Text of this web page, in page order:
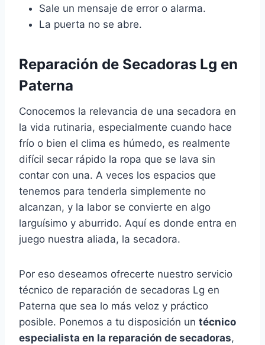
Sale un mensaje de error o alarma.
La puerta no se abre.
Reparación de Secadoras Lg en
Paterna
Conocemos la relevancia de una secadora en
la vida rutinaria, especialmente cuando hace
frío o bien el clima es húmedo, es realmente
difícil secar rápido la ropa que se lava sin
contar con una. A veces los espacios que
tenemos para tenderla simplemente no
alcanzan, y la labor se convierte en algo
larguísimo y aburrido. Aquí es donde entra en
juego nuestra aliada, la secadora.
Por eso deseamos ofrecerte nuestro servicio
técnico de reparación de secadoras Lg en
Paterna que sea lo más veloz y práctico
posible. Ponemos a tu disposición un técnico
especialista en la reparación de secadoras,